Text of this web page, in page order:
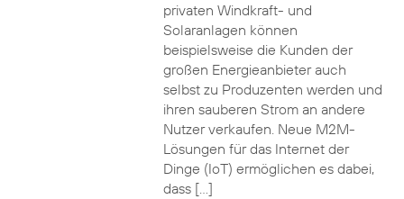
privaten Windkraft- und
Solaranlagen können
beispielsweise die Kunden der
großen Energieanbieter auch
selbst zu Produzenten werden und
ihren sauberen Strom an andere
Nutzer verkaufen. Neue M2M-
Lösungen für das Internet der
Dinge (IoT) ermöglichen es dabei,
dass […]